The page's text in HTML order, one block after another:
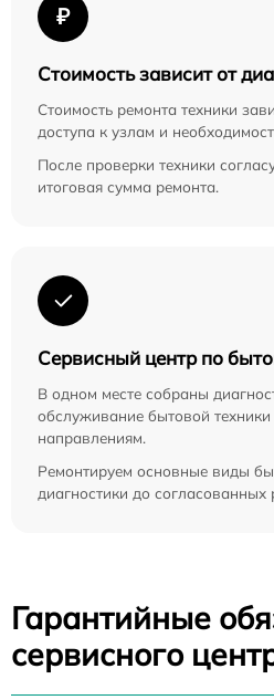
₽
Стоимость зависит от
Стоимость ремонта техники
доступа к узлам и
После проверки техники
итоговая сумма ремонта.
Сервисный центр по
В одном месте собраны
обслуживание бытовой
направлениям.
Ремонтируем основные виды
диагностики до
Гарантийные
сервисного